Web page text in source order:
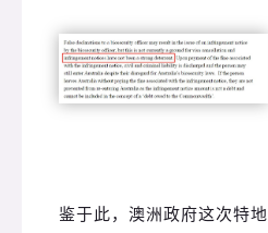
鉴于此，澳洲政府这次特地